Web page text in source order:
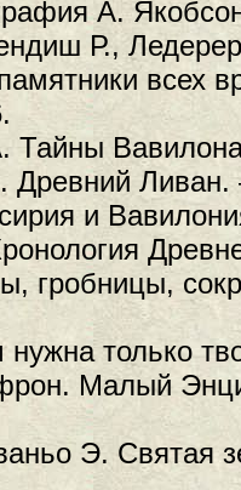
А.
Р.,
всех
Тайны
Древний
и
гробницы,
только
Малый
Э. Святая